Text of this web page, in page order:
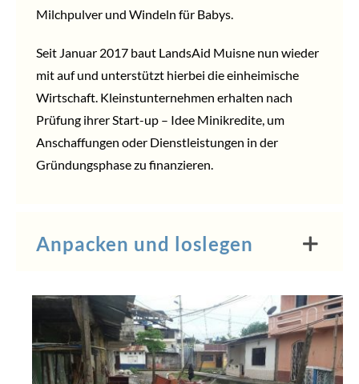
Milchpulver und Windeln für Babys.
Seit Januar 2017 baut LandsAid Muisne nun wieder
mit auf und unterstützt hierbei die einheimische
Wirtschaft. Kleinstunternehmen erhalten nach
Prüfung ihrer Start-up – Idee Minikredite, um
Anschaffungen oder Dienstleistungen in der
Gründungsphase zu finanzieren.
Anpacken und loslegen